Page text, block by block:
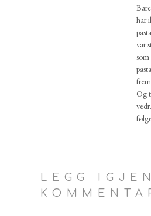
har
var
Og
LEGG